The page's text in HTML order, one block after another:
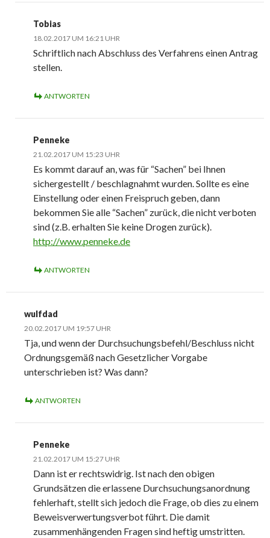
Tobias
18.02.2017 UM 16:21 UHR
Schriftlich nach Abschluss des Verfahrens einen Antrag
stellen.
ANTWORTEN
Penneke
21.02.2017 UM 15:23 UHR
Es kommt darauf an, was für “Sachen” bei Ihnen
sichergestellt / beschlagnahmt wurden. Sollte es eine
Einstellung oder einen Freispruch geben, dann
bekommen Sie alle “Sachen” zurück, die nicht verboten
sind (z.B. erhalten Sie keine Drogen zurück).
http://www.penneke.de
ANTWORTEN
wulfdad
20.02.2017 UM 19:57 UHR
Tja, und wenn der Durchsuchungsbefehl/Beschluss nicht
Ordnungsgemäß nach Gesetzlicher Vorgabe
unterschrieben ist? Was dann?
ANTWORTEN
Penneke
21.02.2017 UM 15:27 UHR
Dann ist er rechtswidrig. Ist nach den obigen
Grundsätzen die erlassene Durchsuchungsanordnung
fehlerhaft, stellt sich jedoch die Frage, ob dies zu einem
Beweisverwertungsverbot führt. Die damit
zusammenhängenden Fragen sind heftig umstritten.